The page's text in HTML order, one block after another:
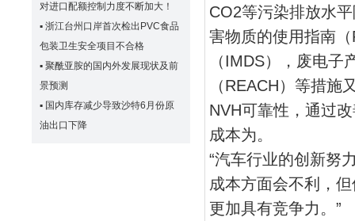
对进口配额控制力度不断加大！
▪ 浙江台州口岸首次检出PVC食品
包装卫生安全项目不合格
▪ 聚酰亚胺的国内外发展现状及前
景预测
▪ 国内库存减少导致沙特6月份原
油出口下降
CO2等污染排放水
害物质的使用指南
（IMDS），废电
（REACH）等措
NVH可靠性，通过
成本为。
“汽车行业的创新努
成本方面会不利，
更加具有竞争力。”